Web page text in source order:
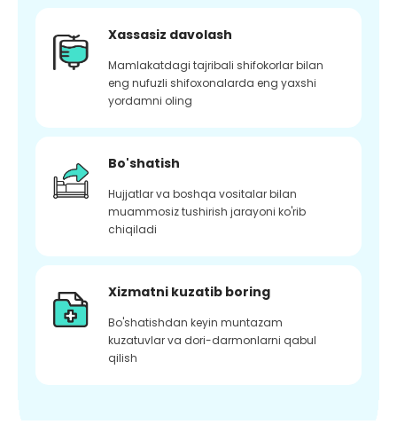
Xassasiz davolash
Mamlakatdagi tajribali shifokorlar bilan
eng nufuzli shifoxonalarda eng yaxshi
yordamni oling
Bo'shatish
Hujjatlar va boshqa vositalar bilan
muammosiz tushirish jarayoni ko'rib
chiqiladi
Xizmatni kuzatib boring
Bo'shatishdan keyin muntazam
kuzatuvlar va dori-darmonlarni qabul
qilish